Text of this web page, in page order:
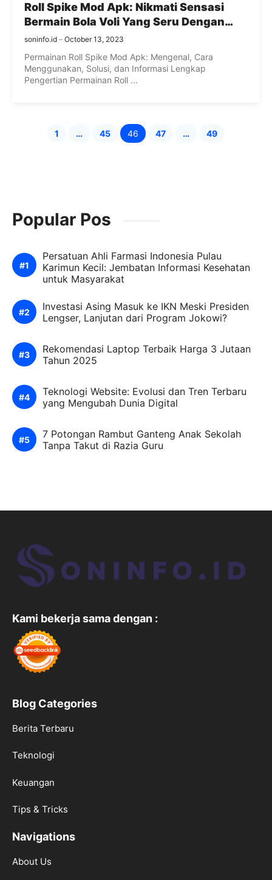
Roll Spike Mod Apk: Nikmati Sensasi
Bermain Bola Voli Yang Seru Dengan
Fitur Menarik!
soninfo.id October 13, 2023
Permainan Roll Spike Mod Apk: Mengenal, Cara
Menggunakan, Solusi, dan Informasi Lengkap
Pengertian Permainan Roll ...
Page
1 … Page
45 Page
46 Page
47 … Page
49
Popular Pos
Persatuan Ahli Farmasi Indonesia Pulau
Karimun Kecil: Jembatan Informasi Kesehatan
untuk Masyarakat
Investasi Asing Masuk ke IKN Meski Presiden
Lengser, Lanjutan dari Program Jokowi?
Rekomendasi Laptop Terbaik Harga 3 Jutaan
Tahun 2025
Teknologi Website: Evolusi dan Tren Terbaru
yang Mengubah Dunia Digital
7 Potongan Rambut Ganteng Anak Sekolah
Tanpa Takut di Razia Guru
Kami bekerja sama dengan :
Blog Categories
Berita Terbaru
Teknologi
Keuangan
Tips & Tricks
Navigations
About Us